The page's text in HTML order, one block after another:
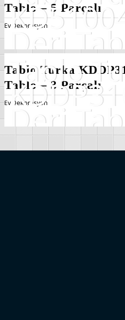
Tablo – 5 Parçalı
Ev Dekorasyon
Tablo Turka
Tablo – 3 Parçalı
Ev Dekorasyon